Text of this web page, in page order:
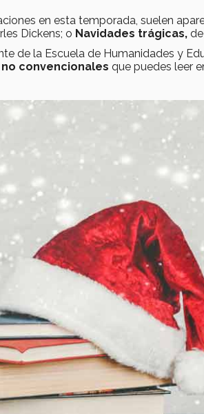
en esta temporada, suelen
Dickens; o Navidades trágicas,
de la Escuela de Humanidades y
convencionales que puedes leer